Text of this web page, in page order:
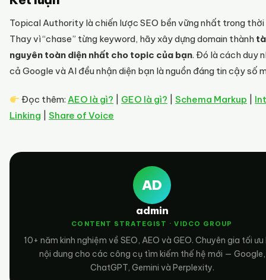
Topical Authority là chiến lược SEO bền vững nhất trong thời
Thay vì “chase” từng keyword, hãy xây dựng domain thành
nguyên toàn diện nhất cho topic của bạn. Đó là cách duy
cả Google và AI đều nhận diện bạn là nguồn đáng tin cậy số
Đọc thêm:AEO là gì? GEO là gì? Schema Markup
Linking
Share of Voice
AD
admin
CONTENT STRATEGIST · VIDCO GROUP
10+ năm kinh nghiệm về SEO, AEO và GEO. Chuyên gia tối ưu
nội dung cho các công cụ tìm kiếm thế hệ mới — Google,
ChatGPT, Gemini và Perplexity.